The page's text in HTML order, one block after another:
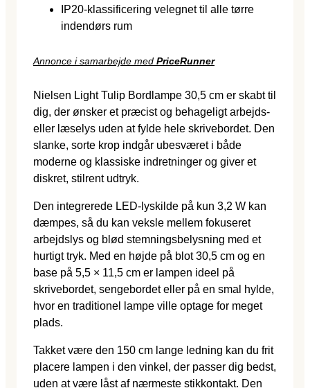
IP20-klassificering velegnet til alle tørre
indendørs rum
Annonce i samarbejde med PriceRunner
Nielsen Light Tulip Bordlampe 30,5 cm er skabt til
dig, der ønsker et præcist og behageligt arbejds-
eller læselys uden at fylde hele skrivebordet. Den
slanke, sorte krop indgår ubesværet i både
moderne og klassiske indretninger og giver et
diskret, stilrent udtryk.
Den integrerede LED-lyskilde på kun 3,2 W kan
dæmpes, så du kan veksle mellem fokuseret
arbejdslys og blød stemningsbelysning med et
hurtigt tryk. Med en højde på blot 30,5 cm og en
base på 5,5 × 11,5 cm er lampen ideel på
skrivebordet, sengebordet eller på en smal hylde,
hvor en traditionel lampe ville optage for meget
plads.
Takket være den 150 cm lange ledning kan du frit
placere lampen i den vinkel, der passer dig bedst,
uden at være låst af nærmeste stikkontakt. Den